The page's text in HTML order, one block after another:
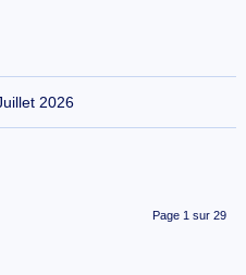
2026
Page 1 sur 29